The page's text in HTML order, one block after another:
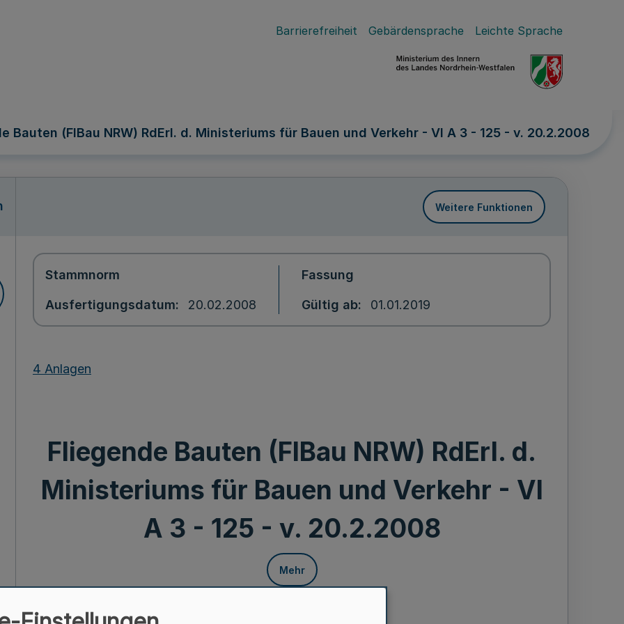
Barrierefreiheit Gebärdensprache Leichte Sprache
Bauten (FlBau NRW) RdErl. d. Ministeriums für Bauen und Verkehr - VI A 3 - 125 - v. 20.2.2008
Weitere Funktionen
Stammnorm
Ausfertigungsdatum 20.02.2008
Fassung
Gültig ab 01.01.2019
4 Anlagen
Fliegende Bauten (FlBau NRW) RdErl. d.
Ministeriums für Bauen und Verkehr - VI
A 3 - 125 - v. 20.2.2008
Mehr